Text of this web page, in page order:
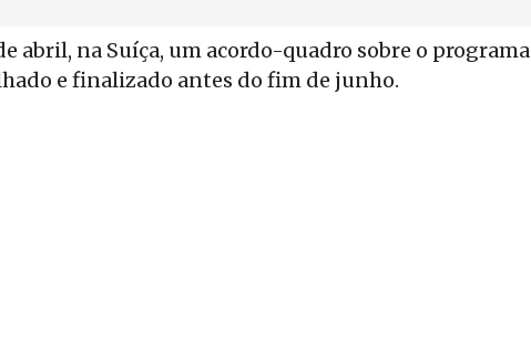
abril, na Suíça, um acordo-quadro sobre o programa
e finalizado antes do fim de junho.